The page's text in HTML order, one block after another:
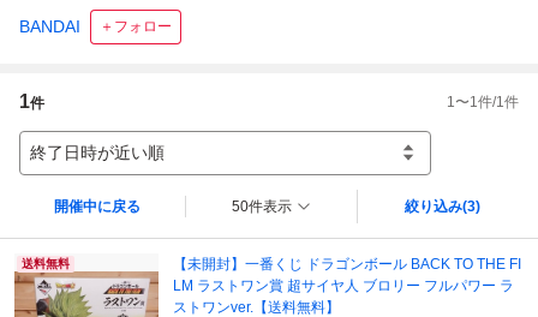
BANDAI ＋フォロー
1件 1 〜1 件/1 件
終了日時が近い順
開催中に戻る 50件表示 絞り込み(3)
送料無料
【未開封】一番くじ ドラゴンボール BACK TO THE FI
LM ラストワン賞 超サイヤ人 ブロリー フルパワー ラ
ストワンver.【送料無料】